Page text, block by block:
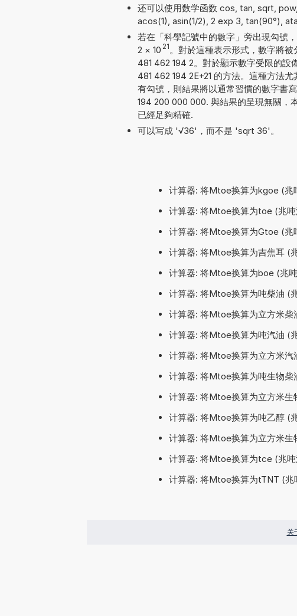
还可以使用数学函数 cos, tan, sqrt,
acos(1), asin(1/2), 2 exp 3, tan(90°),
若在「科學記號中的數字」旁出現勾號
2 × 10 21 。對於這種表示形式，數字將被
481 462 194 2。對於顯示數字受限的設
481 462 194 2E+21 的方法。這種方法
有勾號，則結果將以通常習慣的數字書
194 200 000 000. 與結果的呈現無關，
已經足夠精確.
可以写成 '√36'，而不是 'sqrt 36'。
计算器: 将Mtoe换算为kgoe (兆
计算器: 将Mtoe换算为toe (兆
计算器: 将Mtoe换算为Gtoe (兆
计算器: 将Mtoe换算为吉焦耳 (
计算器: 将Mtoe换算为boe (兆
计算器: 将Mtoe换算为吨柴油 (
计算器: 将Mtoe换算为立方米柴
计算器: 将Mtoe换算为吨汽油 (
计算器: 将Mtoe换算为立方米汽
计算器: 将Mtoe换算为吨生物柴
计算器: 将Mtoe换算为立方米生
计算器: 将Mtoe换算为吨乙醇 (
计算器: 将Mtoe换算为立方米生
计算器: 将Mtoe换算为tce (兆
计算器: 将Mtoe换算为tTNT (兆
关